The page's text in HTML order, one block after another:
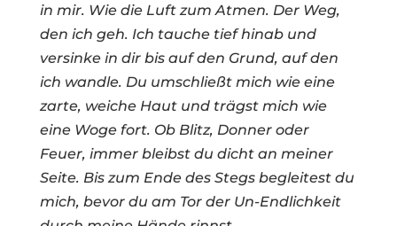
in mir. Wie die Luft zum Atmen. Der Weg,
den ich geh. Ich tauche tief hinab und
versinke in dir bis auf den Grund, auf den
ich wandle. Du umschließt mich wie eine
zarte, weiche Haut und trägst mich wie
eine Woge fort. Ob Blitz, Donner oder
Feuer, immer bleibst du dicht an meiner
Seite. Bis zum Ende des Stegs begleitest du
mich, bevor du am Tor der Un-Endlichkeit